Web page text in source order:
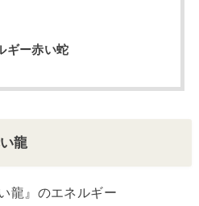
ギー赤い蛇
龍
龍』のエネルギー